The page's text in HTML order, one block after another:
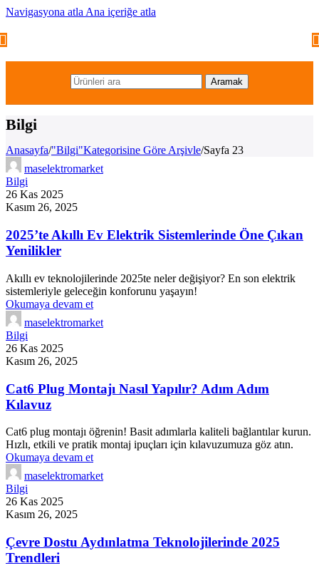
Navigasyona atla Ana içeriğe atla
Aramak
Bilgi
Anasayfa/"Bilgi"Kategorisine Göre Arşivle/Sayfa 23
maselektromarket
Bilgi
26 Kas 2025
Kasım 26, 2025
2025’te Akıllı Ev Elektrik Sistemlerinde Öne Çıkan
Yenilikler
Akıllı ev teknolojilerinde 2025te neler değişiyor? En son elektrik
sistemleriyle geleceğin konforunu yaşayın!
Okumaya devam et
maselektromarket
Bilgi
26 Kas 2025
Kasım 26, 2025
Cat6 Plug Montajı Nasıl Yapılır? Adım Adım
Kılavuz
Cat6 plug montajı öğrenin! Basit adımlarla kaliteli bağlantılar kurun.
Hızlı, etkili ve pratik montaj ipuçları için kılavuzumuza göz atın.
Okumaya devam et
maselektromarket
Bilgi
26 Kas 2025
Kasım 26, 2025
Çevre Dostu Aydınlatma Teknolojilerinde 2025
Trendleri